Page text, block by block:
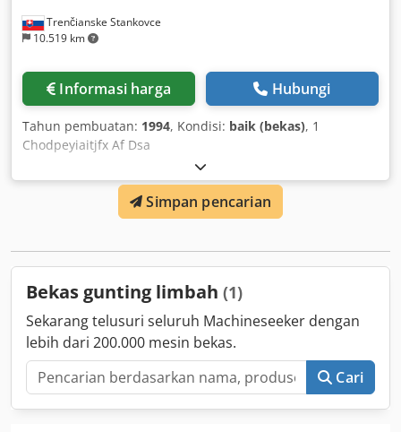
Trenčianske Stankovce
10.519 km
Informasi harga Hubungi
Tahun pembuatan: 1994, Kondisi: baik (bekas), 1
Chodpeyiaitjfx Af Dsa
Simpan pencarian
Bekas gunting limbah (1)
Sekarang telusuri seluruh Machineseeker dengan
lebih dari 200.000 mesin bekas.
Cari